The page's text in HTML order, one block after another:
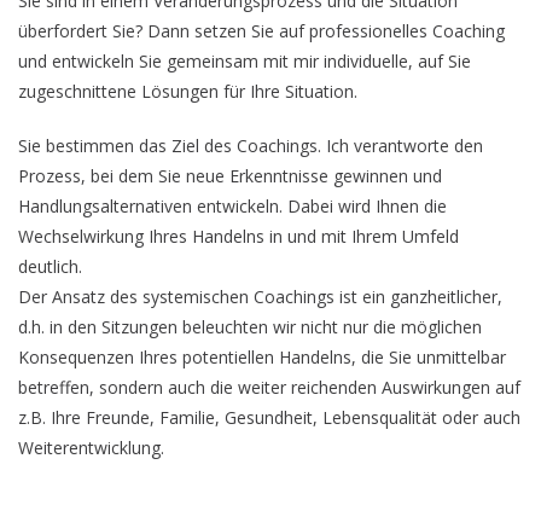
überfordert Sie? Dann setzen Sie auf professionelles Coaching
und entwickeln Sie gemeinsam mit mir individuelle, auf Sie
zugeschnittene Lösungen für Ihre Situation.
Sie bestimmen das Ziel des Coachings. Ich verantworte den
Prozess, bei dem Sie neue Erkenntnisse gewinnen und
Handlungsalternativen entwickeln. Dabei wird Ihnen die
Wechselwirkung Ihres Handelns in und mit Ihrem Umfeld
deutlich.
Der Ansatz des systemischen Coachings ist ein ganzheitlicher,
d.h. in den Sitzungen beleuchten wir nicht nur die möglichen
Konsequenzen Ihres potentiellen Handelns, die Sie unmittelbar
betreffen, sondern auch die weiter reichenden Auswirkungen auf
z.B. Ihre Freunde, Familie, Gesundheit, Lebensqualität oder auch
Weiterentwicklung.